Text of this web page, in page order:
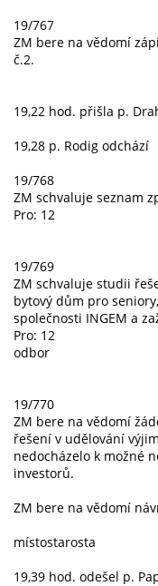
19/767
ZM bere na vědomí
č.2.
19,22 hod. přišla p.
19,28 p. Rodig odchází
19/768
ZM schvaluje seznam
Pro: 12
19/769
ZM schvaluje studii
bytový dům pro
společnosti INGEM a
Pro: 12
odbor
19/770
ZM bere na vědomí
řešení v udělování
nedocházelo k možné
investorů.
ZM bere na vědomí
místostarosta
19,39 hod. odešel p.